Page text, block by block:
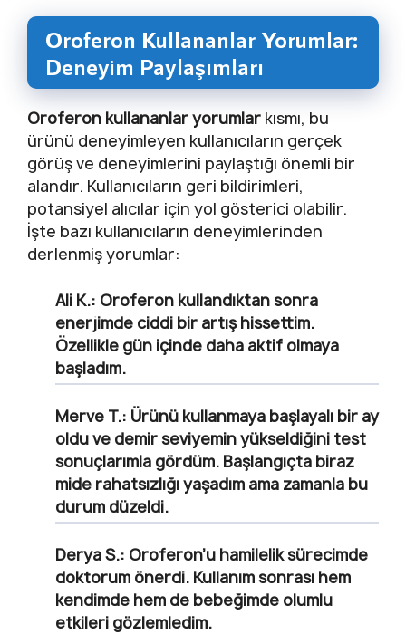
Oroferon Kullananlar Yorumlar:
Deneyim Paylaşımları
Oroferon kullananlar yorumlar kısmı, bu
ürünü deneyimleyen kullanıcıların gerçek
görüş ve deneyimlerini paylaştığı önemli bir
alandır. Kullanıcıların geri bildirimleri,
potansiyel alıcılar için yol gösterici olabilir.
İşte bazı kullanıcıların deneyimlerinden
derlenmiş yorumlar:
Ali K.: Oroferon kullandıktan sonra
enerjimde ciddi bir artış hissettim.
Özellikle gün içinde daha aktif olmaya
başladım.
Merve T.: Ürünü kullanmaya başlayalı bir ay
oldu ve demir seviyemin yükseldiğini test
sonuçlarımla gördüm. Başlangıçta biraz
mide rahatsızlığı yaşadım ama zamanla bu
durum düzeldi.
Derya S.: Oroferon’u hamilelik sürecimde
doktorum önerdi. Kullanım sonrası hem
kendimde hem de bebeğimde olumlu
etkileri gözlemledim.